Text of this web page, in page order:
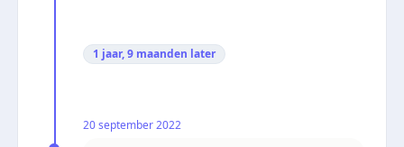
1 jaar, 9 maanden later
20 september 2022